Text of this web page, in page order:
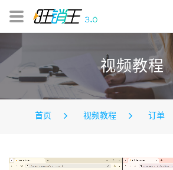
视频教程
首页 视频教程 订单